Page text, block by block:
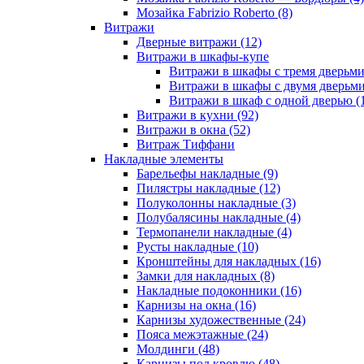
Мозайка Fabrizio Roberto (8)
Витражи
Дверные витражи (12)
Витражи в шкафы-купе
Витражи в шкафы с тремя
Витражи в шкафы с двумя
Витражи в шкаф с одной дверью
Витражи в кухни (92)
Витражи в окна (52)
Витраж Тиффани
Накладные элементы
Барельефы накладные (9)
Пилястры накладные (12)
Полуколонны накладные (3)
Полубалясины накладные (4)
Термопанели накладные (4)
Русты накладные (10)
Кронштейны для накладных (16)
Замки для накладных (8)
Накладные подоконники (16)
Карнизы на окна (16)
Карнизы художественные (24)
Пояса межэтажные (24)
Молдинги (48)